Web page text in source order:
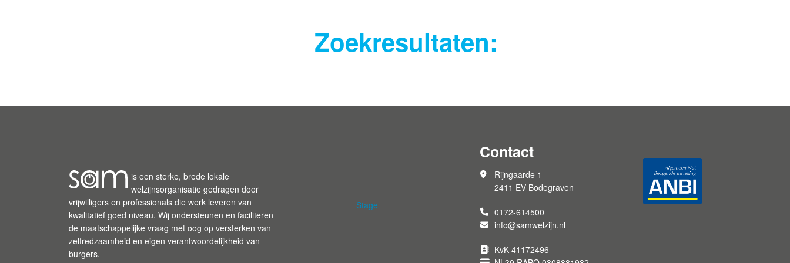
Zoekresultaten:
is een sterke, brede lokale
welzijnsorganisatie gedragen door
vrijwilligers en professionals die werk leveren van
kwalitatief goed niveau. Wij ondersteunen en faciliteren
de maatschappelijke vraag met oog op versterken van
zelfredzaamheid en eigen verantwoordelijkheid van
burgers.
Stage
Contact
Rijngaarde 1
2411 EV Bodegraven
0172-614500
info@samwelzijn.nl
KvK 41172496